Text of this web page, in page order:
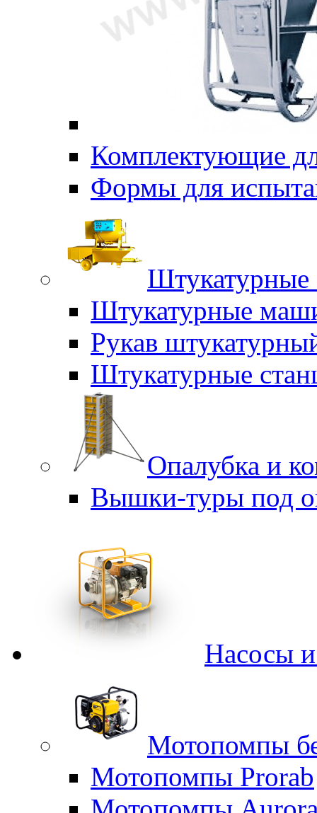
Комплектующие
Формы для
Штукатурные
Штукатурные
Рукав
Штукатурные
Опалубка и
Вышки-туры под
Насосы
Мотопомпы
Мотопомпы Prorab